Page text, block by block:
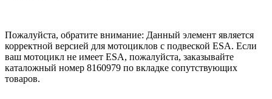
Пожалуйста, обратите внимание: Данный элемент является
корректной версией для мотоциклов с подвеской ESA. Если
ваш мотоцикл не имеет ESA, пожалуйста, заказывайте
каталожный номер 8160979 по вкладке сопутствующих
товаров.